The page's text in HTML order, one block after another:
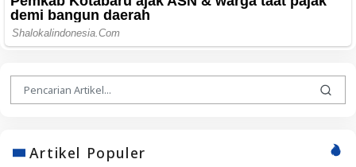
Artikel Populer